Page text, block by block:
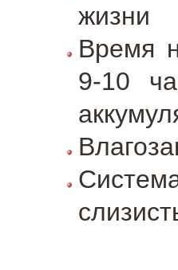
жизни
Время
9-10